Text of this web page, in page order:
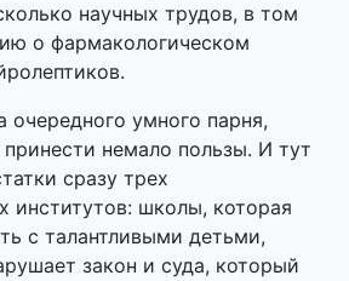
научных трудов, в том
о фармакологическом
очередного умного парня,
немало пользы. И тут
сразу трех
институтов: школы, которая
с талантливыми детьми,
закон и суда, который